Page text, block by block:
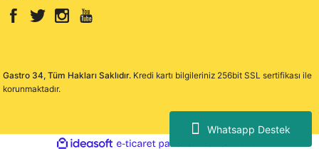
Whatsapp Destek
Gastro 34, Tüm Hakları Saklıdır. Kredi kartı bilgileriniz 256bit SSL sertifikası ile
korunmaktadır.
ideasoft